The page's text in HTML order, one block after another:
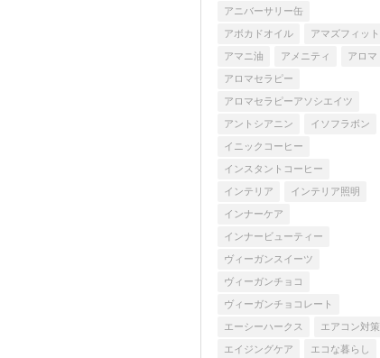
アニバーサリー缶
アボカドオイル アマズフィット
アマニ油 アメニティ アロマ
アロマセラピー
アロマセラピーアソシエイツ
アントシアニン イソフラボン
イニックコーヒー
インスタントコーヒー
インテリア インテリア照明
インナーケア
インナービューティー
ヴィーガンスイーツ
ヴィーガンチョコ
ヴィーガンチョコレート
エーシーハークス エアコン対策
エイジングケア エコな暮らし